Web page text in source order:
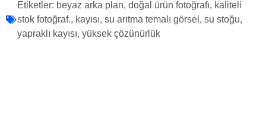
Etiketler: beyaz arka plan, doğal ürün fotoğrafı, kaliteli
stok fotoğraf., kayısı, su arıtma temalı görsel , su stoğu,
yapraklı kayısı, yüksek çözünürlük